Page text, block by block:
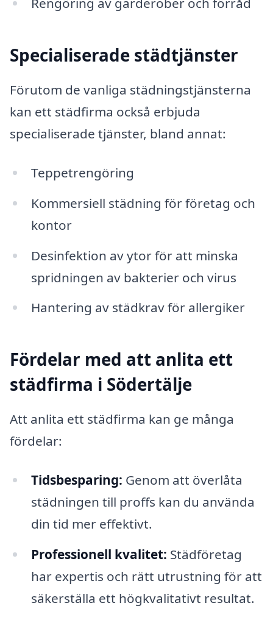
Specialiserade städtjänster
Förutom de vanliga städningstjänsterna
kan ett städfirma också erbjuda
specialiserade tjänster, bland annat:
Teppetrengöring
Kommersiell städning för företag och
kontor
Desinfektion av ytor för att minska
spridningen av bakterier och virus
Hantering av städkrav för allergiker
Fördelar med att anlita ett
städfirma i Södertälje
Att anlita ett städfirma kan ge många
fördelar:
Tidsbesparing: Genom att överlåta
städningen till proffs kan du använda
din tid mer effektivt.
Professionell kvalitet: Städföretag
har expertis och rätt utrustning för att
säkerställa ett högkvalitativt resultat.